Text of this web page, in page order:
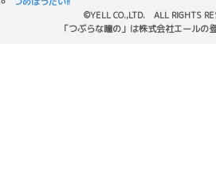
©YELL CO.,LTD. ALL RIGHTS
「つぶらな瞳の」は株式会社エールの